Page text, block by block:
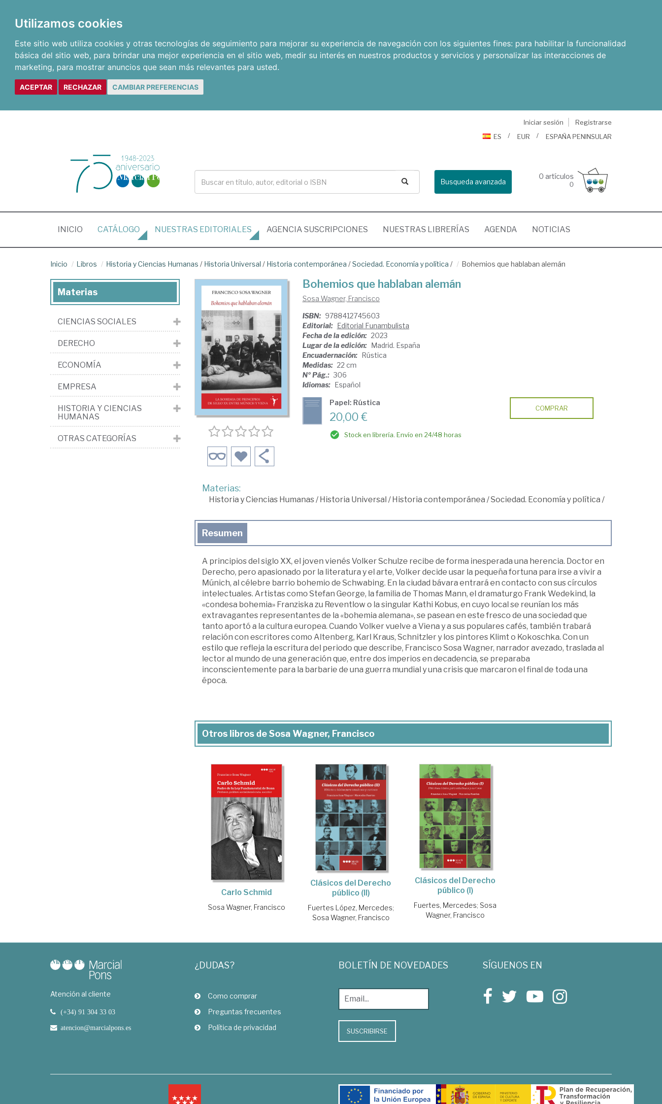
Utilizamos cookies
Este sitio web utiliza cookies y otras tecnologías de seguimiento para mejorar su experiencia de navegación con los siguientes fines: para habilitar la funcionalidad
básica del sitio web, para brindar una mejor experiencia en el sitio web, medir su interés en nuestros productos y servicios y personalizar las interacciones de
marketing, para mostrar anuncios que sean más relevantes para usted.
ACEPTAR RECHAZAR CAMBIAR PREFERENCIAS
Iniciar sesión
Registrarse
ES
EUR ESPAÑA PENINSULAR
Busqueda avanzada
0 artículos
0
INICIO (CURRENT)
CATÁLOGO NUESTRAS EDITORIALES AGENCIA SUSCRIPCIONES NUESTRAS LIBRERÍAS AGENDA NOTICIAS
Inicio Libros Historia y Ciencias Humanas / Historia Universal / Historia contemporánea /Sociedad. Economía y política / Bohemios que hablaban alemán
Bohemios que hablaban alemán
Sosa Wagner, Francisco
ISBN: 9788412745603
Editorial: Editorial Funambulista
Fecha de la edición: 2023
Lugar de la edición: Madrid. España
Encuadernación: Rústica
Medidas: 22 cm
Nº Pág.: 306
Idiomas: Español
Papel: Rústica
20,00 €
Stock en librería. Envío en 24/48 horas
COMPRAR
Materias:
Historia y Ciencias Humanas/Historia Universal /Historia contemporánea /Sociedad. Economía y política /
Resumen
A principios del siglo XX, el joven vienés Volker Schulze recibe de forma inesperada una herencia. Doctor en
Derecho, pero apasionado por la literatura y el arte, Volker decide usar la pequeña fortuna para irse a vivir a
Múnich, al célebre barrio bohemio de Schwabing. En la ciudad bávara entrará en contacto con sus círculos
intelectuales. Artistas como Stefan George, la familia de Thomas Mann, el dramaturgo Frank Wedekind, la
«condesa bohemia» Franziska zu Reventlow o la singular Kathi Kobus, en cuyo local se reunían los más
extravagantes representantes de la «bohemia alemana», se pasean en este fresco de una sociedad que
tanto aportó a la cultura europea. Cuando Volker vuelve a Viena y a sus populares cafés, también trabará
relación con escritores como Altenberg, Karl Kraus, Schnitzler y los pintores Klimt o Kokoschka. Con un
estilo que refleja la escritura del periodo que describe, Francisco Sosa Wagner, narrador avezado, traslada al
lector al mundo de una generación que, entre dos imperios en decadencia, se preparaba
inconscientemente para la barbarie de una guerra mundial y una crisis que marcaron el final de toda una
época.
Otros libros de Sosa Wagner, Francisco
Carlo Schmid
Sosa Wagner, Francisco
Clásicos del Derecho
público (II)
Fuertes López, Mercedes;
Sosa Wagner, Francisco
Clásicos del Derecho
público (I)
Fuertes, Mercedes; Sosa
Wagner, Francisco
Materias
CIENCIAS SOCIALES
DERECHO
ECONOMÍA
EMPRESA
HISTORIA Y CIENCIAS
HUMANAS
OTRAS CATEGORÍAS
Atención al cliente
(+34) 91 304 33 03
atencion@marcialpons.es
¿DUDAS?
Como comprar
Preguntas frecuentes
Política de privacidad
BOLETÍN DE NOVEDADES
SUSCRIBIRSE
SÍGUENOS EN